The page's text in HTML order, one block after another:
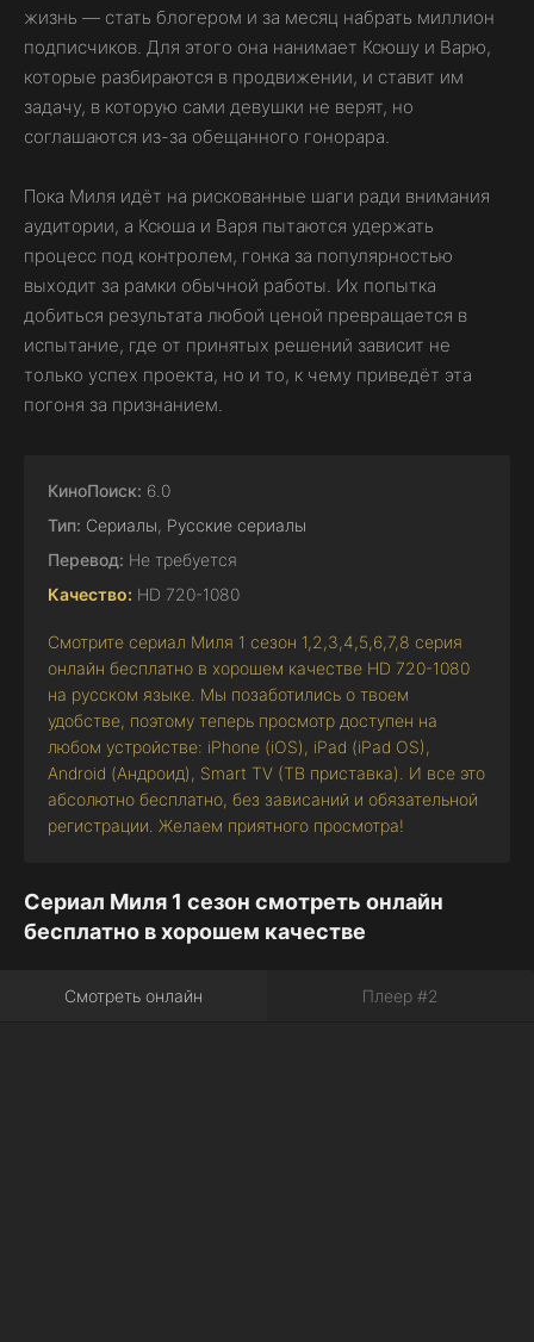
жизнь — стать блогером и за месяц набрать миллион
подписчиков. Для этого она нанимает Ксюшу и Варю,
которые разбираются в продвижении, и ставит им
задачу, в которую сами девушки не верят, но
соглашаются из-за обещанного гонорара.
Пока Миля идёт на рискованные шаги ради внимания
аудитории, а Ксюша и Варя пытаются удержать
процесс под контролем, гонка за популярностью
выходит за рамки обычной работы. Их попытка
добиться результата любой ценой превращается в
испытание, где от принятых решений зависит не
только успех проекта, но и то, к чему приведёт эта
погоня за признанием.
КиноПоиск: 6.0
Тип: Сериалы, Русские сериалы
Перевод: Не требуется
Качество: HD 720-1080
Смотрите сериал Миля 1 сезон 1,2,3,4,5,6,7,8 серия
онлайн бесплатно в хорошем качестве HD 720-1080
на русском языке. Мы позаботились о твоем
удобстве, поэтому теперь просмотр доступен на
любом устройстве: iPhone (iOS), iPad (iPad OS),
Android (Андроид), Smart TV (ТВ приставка). И все это
абсолютно бесплатно, без зависаний и обязательной
регистрации. Желаем приятного просмотра!
Сериал Миля 1 сезон смотреть онлайн
бесплатно в хорошем качестве
Смотреть онлайн Плеер #2